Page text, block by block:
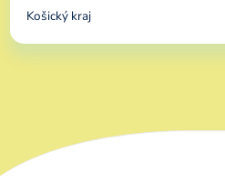
Košický kraj